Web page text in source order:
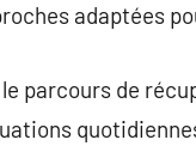
adaptées
parcours de